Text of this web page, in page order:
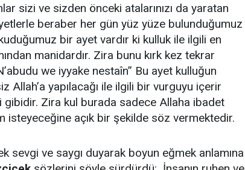
sizi ve sizden önceki atalarınızı da yaratan
beraber her gün yüz yüze bulunduğumuz
bir ayet vardır ki kulluk ile ilgili en
manidardır. Zira bunu kırk kez tekrar
we iyyake nestaîn” Bu ayet kulluğun
yapılacağı ile ilgili bir vurguyu içerir
Zira kul burada sadece Allaha ibadet
isteyeceğine açık bir şekilde söz vermektedir.
sevgi ve saygı duyarak boyun eğmek anlamına